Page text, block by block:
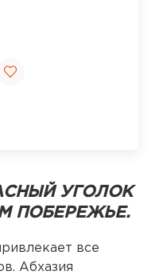
УГОЛОК
ПОБЕРЕЖЬЕ.
все
Абхазия